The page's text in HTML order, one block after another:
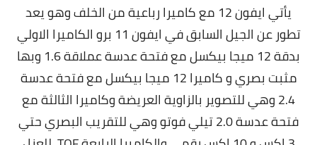
يأتي
ايفون 12 مع كاميرا رباعية من الخلف وهو يعد
تطور عن الجيل السابق في ايفون 11 برو الكاميرا الاولي
بدقة 12 ميجا بيكسل مع فتحة عدسة عملاقة 1.6 وبها
مثبت بصري و كاميرا 12 ميجا بيكسل مع فتحة عدسة
2.4 وهي للتصوير بالزاوية العريضة وكاميرا الثالثة مع
فتحة عدسة 2.0 تيلي فوتو وهي للتقريب البصري حتي